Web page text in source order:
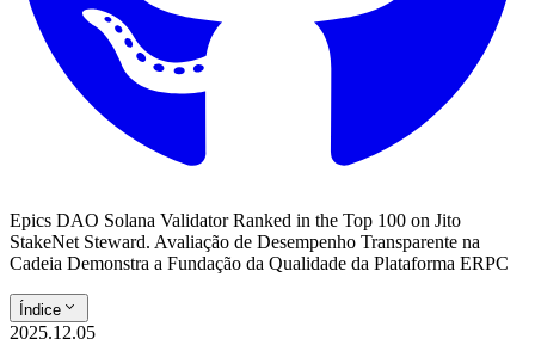
Epics DAO Solana Validator Ranked in the Top 100 on Jito
StakeNet Steward. Avaliação de Desempenho Transparente na
Cadeia Demonstra a Fundação da Qualidade da Plataforma ERPC
Índice
2025.12.05